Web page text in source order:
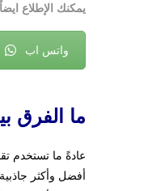
يمكنك الإطلاع
واتس اب
ما الفرق
عادةً ما تستخدم
أفضل وأكثر